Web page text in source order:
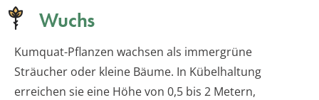
Wuchs
Kumquat-Pflanzen wachsen als immergrüne
Sträucher oder kleine Bäume. In Kübelhaltung
erreichen sie eine Höhe von 0,5 bis 2 Metern,